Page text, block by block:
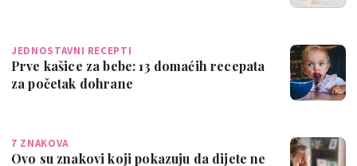
JEDNOSTAVNI RECEPTI
Prve kašice za bebe: 13 domaćih recepata
za početak dohrane
7 ZNAKOVA
Ovo su znakovi koji pokazuju da dijete ne